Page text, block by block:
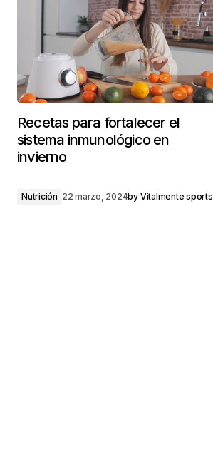
Recetas para fortalecer el
sistema inmunológico en
invierno
Nutrición 22 marzo, 2024by Vitalmente sports